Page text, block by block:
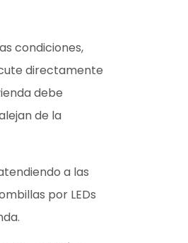
condiciones,
directamente
debe
de la
a las
por LEDs